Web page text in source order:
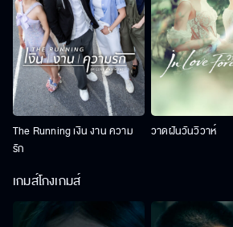
The Running เงิน งาน ความ
รัก
วาดฝันวันวิวาห์
เกมส์โกงเกมส์